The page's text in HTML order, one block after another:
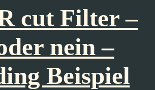
cut Filter –
nein –
Beispiel